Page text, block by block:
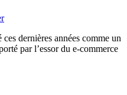
dernières années comme un
par l’essor du e-commerce